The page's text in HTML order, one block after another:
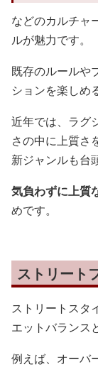
などのカルチャ
ルが魅力です。
既存のルールや
ションを楽しめ
近年では、ラグ
さの中に上質さ
新ジャンルも台
気負わずに上質
めです。
ストリート
ストリートスタ
エットバランス
例えば、オーバ